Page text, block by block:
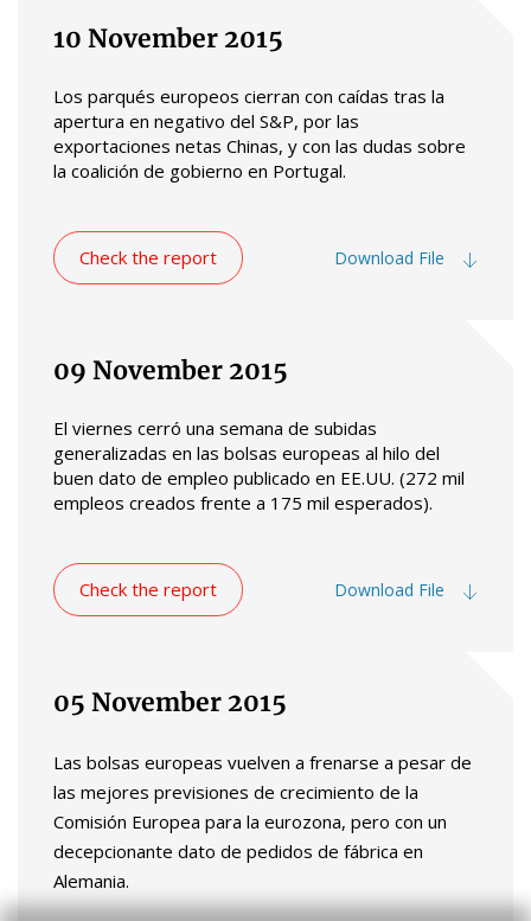
10 November 2015
Los parqués europeos cierran con caídas tras la
apertura en negativo del S&P, por las
exportaciones netas Chinas, y con las dudas sobre
la coalición de gobierno en Portugal.
Check the report Download File
09 November 2015
El viernes cerró una semana de subidas
generalizadas en las bolsas europeas al hilo del
buen dato de empleo publicado en EE.UU. (272 mil
empleos creados frente a 175 mil esperados).
Check the report Download File
05 November 2015
Las bolsas europeas vuelven a frenarse a pesar de
las mejores previsiones de crecimiento de la
Comisión Europea para la eurozona, pero con un
decepcionante dato de pedidos de fábrica en
Alemania.